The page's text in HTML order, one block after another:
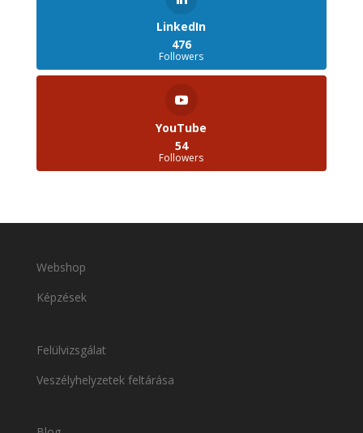
LinkedIn
476
Followers
YouTube
54
Followers
Webshop
Képzések
Felülvizsgálat
Veszélyhelyzetek feltárása